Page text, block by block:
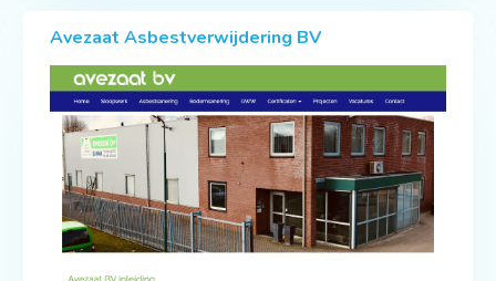
Avezaat Asbestverwijdering BV